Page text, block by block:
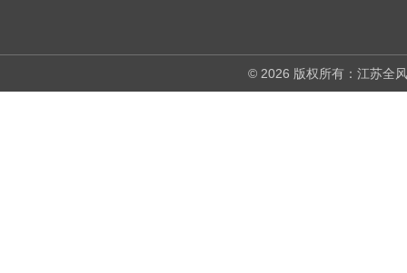
© 2026 版权所有：江苏全